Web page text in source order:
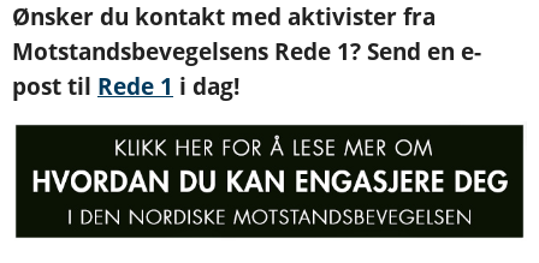
Ønsker du kontakt med aktivister fra
Motstandsbevegelsens Rede 1? Send en e-
post til Rede 1 i dag!